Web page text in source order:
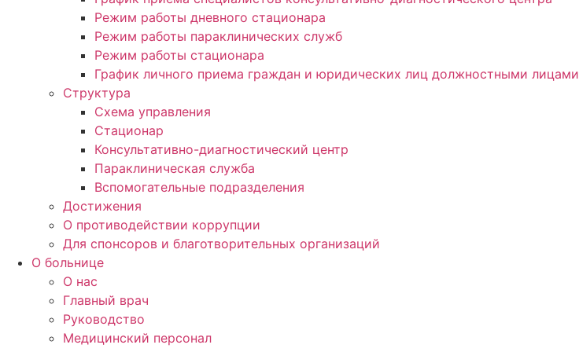
Режим работы дневного стационара
Режим работы параклинических служб
Режим работы стационара
График личного приема граждан и юридических лиц должностными лицами
Структура
Схема управления
Стационар
Консультативно-диагностический центр
Параклиническая служба
Вспомогательные подразделения
Достижения
О противодействии коррупции
Для спонсоров и благотворительных организаций
О больнице
О нас
Главный врач
Руководство
Медицинский персонал